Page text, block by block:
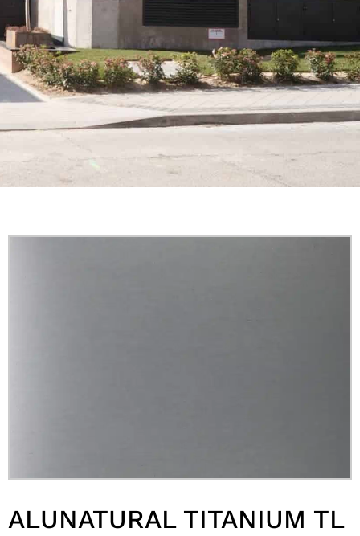
ALUNATURAL TITANIUM TL